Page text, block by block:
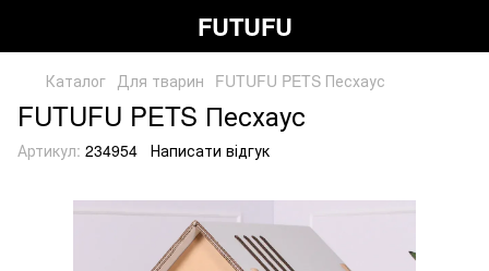
FUTUFU
Каталог Для тварин FUTUFU PETS Песхаус
FUTUFU PETS Песхаус
Артикул: 234954 Написати відгук